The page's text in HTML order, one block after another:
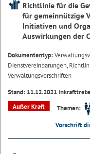
Richtlinie für die
für gemeinnützige
Initiativen und
Auswirkungen der
Dokumententyp:
Dienstvereinbarungen,
Verwaltungsvorschriften
Stand: 11.12.2021
Außer Kraft
Themen:
Vorschrift